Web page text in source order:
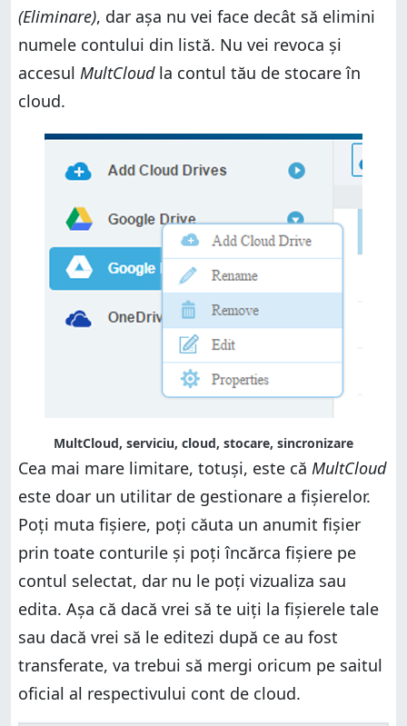
(Eliminare), dar așa nu vei face decât să elimini
numele contului din listă. Nu vei revoca și
accesul MultCloudla contul tău de stocare în
cloud.
MultCloud, serviciu, cloud, stocare, sincronizare
Cea mai mare limitare, totuși, este că MultCloud
este doar un utilitar de gestionare a fișierelor.
Poți muta fișiere, poți căuta un anumit fișier
prin toate conturile și poți încărca fișiere pe
contul selectat, dar nu le poți vizualiza sau
edita. Așa că dacă vrei să te uiți la fișierele tale
sau dacă vrei să le editezi după ce au fost
transferate, va trebui să mergi oricum pe saitul
oficial al respectivului cont de cloud.